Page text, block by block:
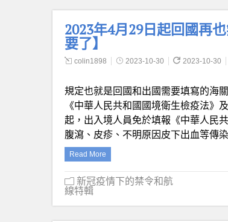
2023年4月29日起回國再
要了】
colin1898 2023-10-30 2023-10-30
規定也就是回國和出國需要填寫的海
《中華人民共和國國境衛生檢疫法》
起，出入境人員免於填報《中華人民
腹瀉、皮疹、不明原因皮下出血等傳
Read More
新冠疫情下的禁令和航
線特輯